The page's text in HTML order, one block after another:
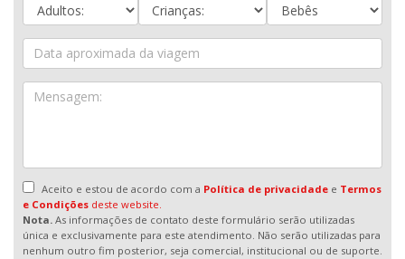
Aceito e estou de acordo com a Política de privacidadee Termos
e Condições deste website.
Nota. As informações de contato deste formulário serão utilizadas
única e exclusivamente para este atendimento. Não serão utilizadas para
nenhum outro fim posterior, seja comercial, institucional ou de suporte.